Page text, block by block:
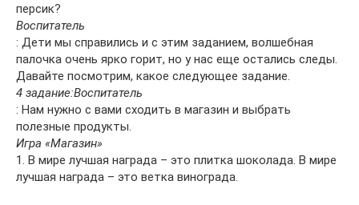
персик?
Воспитатель
: Дети мы справились и с этим заданием, волшебная
палочка очень ярко горит, но у нас еще остались следы.
Давайте посмотрим, какое следующее задание.
4 задание:Воспитатель
: Нам нужно с вами сходить в магазин и выбрать
полезные продукты.
Игра «Магазин»
1. В мире лучшая награда – это плитка шоколада. В мире
лучшая награда – это ветка винограда.